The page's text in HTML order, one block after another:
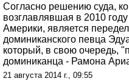
Согласно решению суда,
возглавлявшая в 2010
Америки, является
доминиканского певца
который, в свою очередь,
доминиканца - Рамона
21 августа 2014 г., 09:55